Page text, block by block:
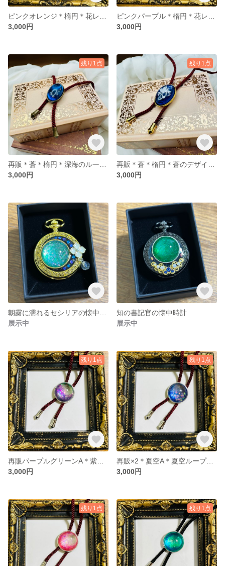
3,000円
3,000円
残り1点
3,000円
残り1点
3,000円
展示中
知の書記官の懐中時計
展示中
残り1点
3,000円
残り1点
再販×2＊夏空A＊夏空ループタイ
3,000円
残り1点 残り1点